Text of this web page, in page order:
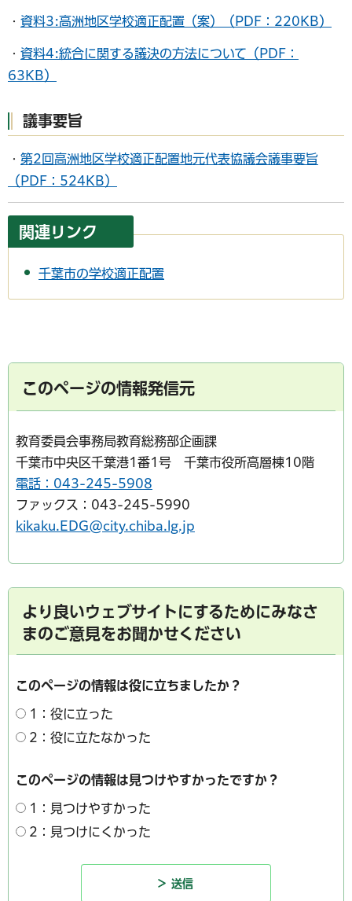
・ 資料3:高洲地区学校適正配置（案）（PDF：220KB）
・ 資料4:統合に関する議決の方法について（PDF：
63KB）
議事要旨
・ 第2回高洲地区学校適正配置地元代表協議会議事要旨
（PDF：524KB）
関連リンク
千葉市の学校適正配置
このページの情報発信元
教育委員会事務局教育総務部企画課
千葉市中央区千葉港1番1号 千葉市役所高層棟10階
電話：043-245-5908
ファックス：043-245-5990
kikaku.EDG@city.chiba.lg.jp
より良いウェブサイトにするためにみなさ
まのご意見をお聞かせください
このページの情報は役に立ちましたか？
1：役に立った
2：役に立たなかった
このページの情報は見つけやすかったですか？
1：見つけやすかった
2：見つけにくかった